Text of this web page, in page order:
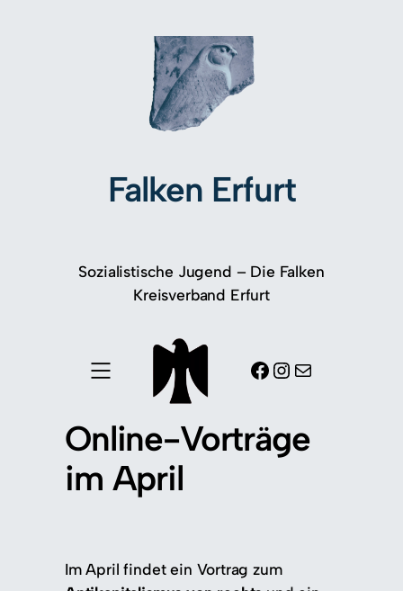
Falken Erfurt
Sozialistische Jugend – Die Falken
Kreisverband Erfurt
Facebook Instagram E-Mail
Online-Vorträge
im April
Im April findet ein Vortrag zum